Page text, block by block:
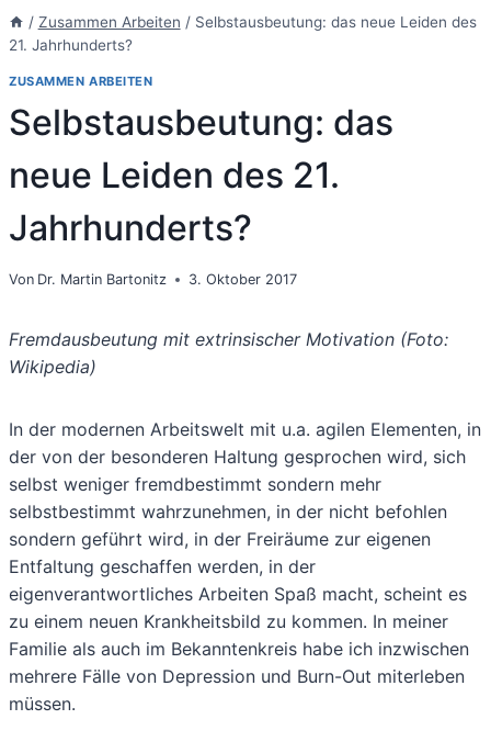
/ Zusammen Arbeiten / Selbstausbeutung: das neue Leiden des
21. Jahrhunderts?
ZUSAMMEN ARBEITEN
Selbstausbeutung: das
neue Leiden des 21.
Jahrhunderts?
Von Dr. Martin Bartonitz 3. Oktober 2017
Fremdausbeutung mit extrinsischer Motivation (Foto:
Wikipedia)
In der modernen Arbeitswelt mit u.a. agilen Elementen, in
der von der besonderen Haltung gesprochen wird, sich
selbst weniger fremdbestimmt sondern mehr
selbstbestimmt wahrzunehmen, in der nicht befohlen
sondern geführt wird, in der Freiräume zur eigenen
Entfaltung geschaffen werden, in der
eigenverantwortliches Arbeiten Spaß macht, scheint es
zu einem neuen Krankheitsbild zu kommen. In meiner
Familie als auch im Bekanntenkreis habe ich inzwischen
mehrere Fälle von Depression und Burn-Out miterleben
müssen.